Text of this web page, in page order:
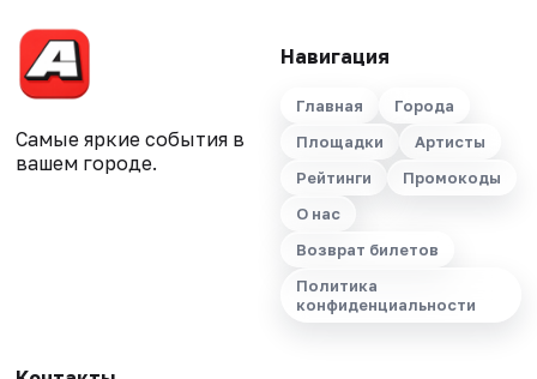
Самые яркие события в
вашем городе.
Навигация
Главная
Города
Площадки
Артисты
Рейтинги
Промокоды
О нас
Возврат билетов
Политика
конфиденциальности